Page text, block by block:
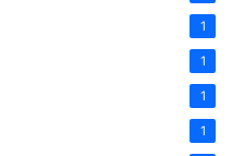
1
1
1
1